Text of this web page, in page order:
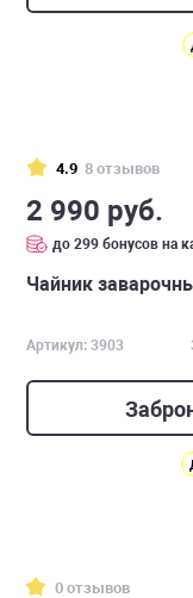
4.9 8 отзывов
2 990 руб.
до 299 бонусов на
Чайник
Артикул: 3903
0 отзывов